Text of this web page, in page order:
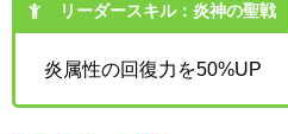
リーダースキル：炎神の聖戦
炎属性の回復力を50%UP